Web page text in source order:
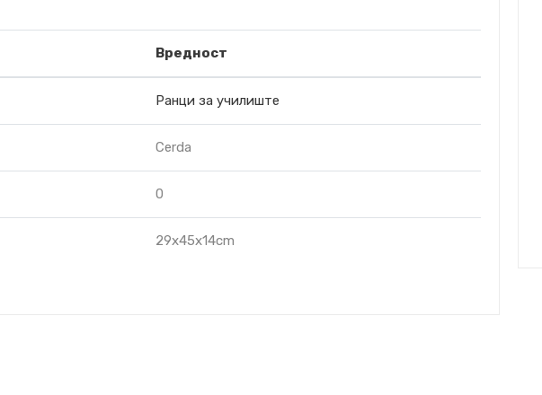
Вредност
Ранци за училиште
Cerda
0
29x45x14cm